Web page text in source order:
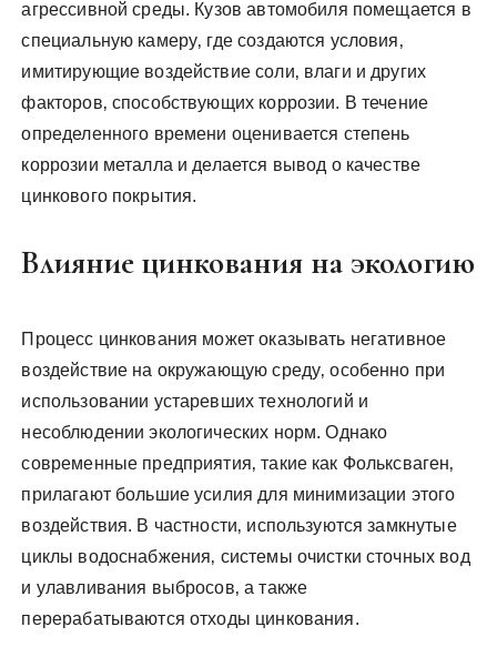
агрессивной среды. Кузов автомобиля помещается в
специальную камеру‚ где создаются условия‚
имитирующие воздействие соли‚ влаги и других
факторов‚ способствующих коррозии. В течение
определенного времени оценивается степень
коррозии металла и делается вывод о качестве
цинкового покрытия.
Влияние цинкования на экологию
Процесс цинкования может оказывать негативное
воздействие на окружающую среду‚ особенно при
использовании устаревших технологий и
несоблюдении экологических норм. Однако
современные предприятия‚ такие как Фольксваген‚
прилагают большие усилия для минимизации этого
воздействия. В частности‚ используются замкнутые
циклы водоснабжения‚ системы очистки сточных вод
и улавливания выбросов‚ а также
перерабатываются отходы цинкования.